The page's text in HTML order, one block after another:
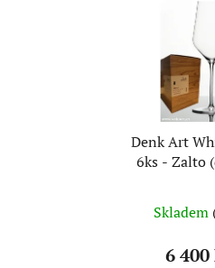
Denk Art
6ks - Zalto
Skladem
6 400